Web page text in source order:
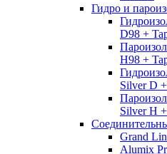
Гидро и
D98 +
H98 +
Silver D
Silver H
Grand
Alumix